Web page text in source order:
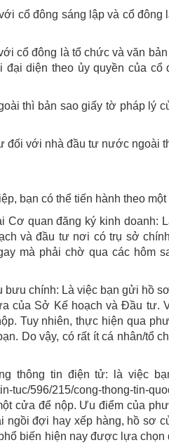
cổ đông sáng lập và cổ
cổ đông là tổ chức và văn
diện theo ủy quyền của
thì bản sao giấy tờ pháp lý
đối với nhà đầu tư nước ngoài
bạn có thể tiến hành theo
Cơ quan đăng ký kinh doanh:
và đầu tư nơi có trụ sở
mà phải chờ qua các hôm
bưu chính: Là việc bạn gửi hồ
của Sở Kế hoạch và Đầu tư.
Tuy nhiên, thực hiện qua
Do vậy, có rất ít cá nhân/tổ
thông tin điện tử: là việc
tuc/596/215/cong-thong-tin-
cửa để nộp. Ưu điểm của
ngồi đợi hay xếp hàng, hồ sơ
biến hiện nay được lựa